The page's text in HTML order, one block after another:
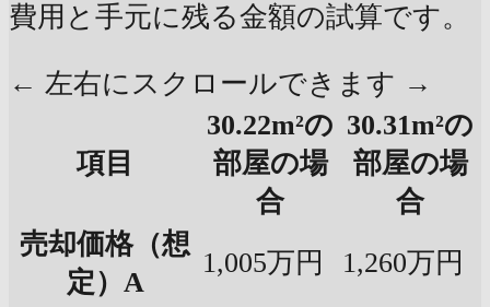
費用と手元に残る金額の試算です。
← 左右にスクロールできます →
項目
30.22m²の
部屋の場
合
30.31m²の
部屋の場
合
売却価格（想
定）A
1,005万円
1,260万円